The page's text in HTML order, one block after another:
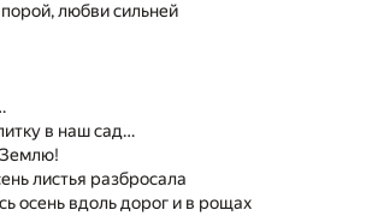
любви сильней
в наш сад…
листья разбросала
осень вдоль дорог и в рощах